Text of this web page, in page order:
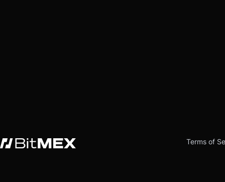
Terms of